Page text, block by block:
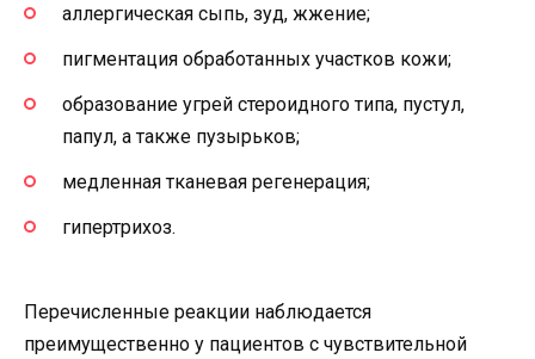
аллергическая сыпь, зуд, жжение;
пигментация обработанных участков кожи;
образование угрей стероидного типа, пустул,
папул, а также пузырьков;
медленная тканевая регенерация;
гипертрихоз.
Перечисленные реакции наблюдается
преимущественно у пациентов с чувствительной